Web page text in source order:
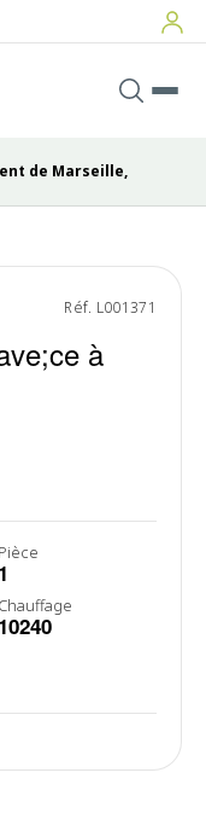
de Marseille,
Réf. L001371
à
Pièce
1
Chauffage
10240